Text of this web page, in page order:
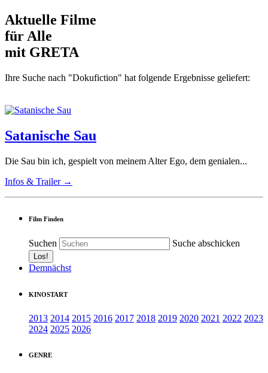
Aktuelle Filme
für Alle
mit GRETA
Ihre Suche nach "Dokufiction" hat folgende Ergebnisse geliefert:
Satanische Sau
Die Sau bin ich, gespielt von meinem Alter Ego, dem genialen...
Infos & Trailer →
Film Finden
Suchen Suche abschicken
Demnächst
KINOSTART
2013 2014 2015 2016 2017 2018 2019 2020 2021 2022 2023
2024 2025 2026
GENRE